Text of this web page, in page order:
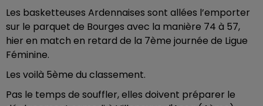
Les basketteuses Ardennaises sont allées l’emporter
sur le parquet de Bourges avec la manière 74 à 57,
hier en match en retard de la 7ème journée de Ligue
Féminine.
Les voilà 5ème du classement.
Pas le temps de souffler, elles doivent préparer le